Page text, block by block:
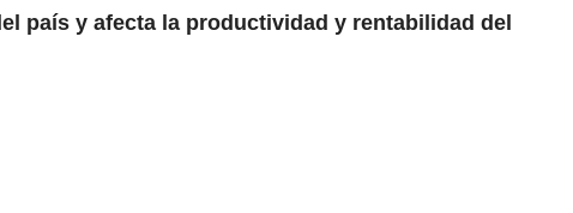
país y afecta la productividad y rentabilidad del